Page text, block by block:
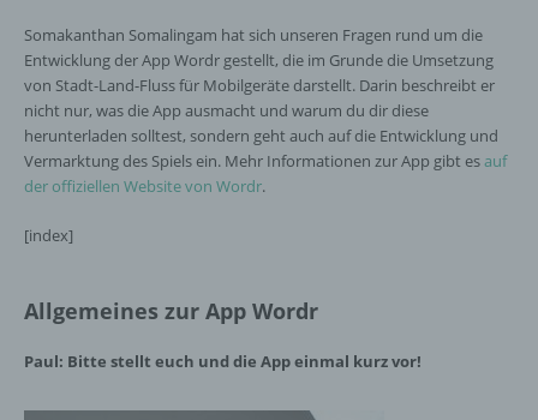
Somakanthan Somalingam hat sich unseren Fragen rund um die
Entwicklung der App Wordr gestellt, die im Grunde die Umsetzung
von Stadt-Land-Fluss für Mobilgeräte darstellt. Darin beschreibt er
nicht nur, was die App ausmacht und warum du dir diese
herunterladen solltest, sondern geht auch auf die Entwicklung und
Vermarktung des Spiels ein. Mehr Informationen zur App gibt esauf
der offiziellen Website von Wordr.
[index]
Allgemeines zur App Wordr
Paul: Bitte stellt euch und die App einmal kurz vor!